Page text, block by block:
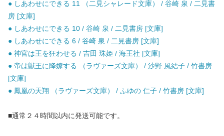
● しあわせにできる 11 （二見シャレード文庫） / 谷崎 泉 / 二見書
房 [文庫]
● しあわせにできる 10 / 谷崎 泉 / 二見書房 [文庫]
● しあわせにできる 6 / 谷崎 泉 / 二見書房 [文庫]
● 神官は王を狂わせる / 吉田 珠姫 / 海王社 [文庫]
● 帝は獣王に降嫁する （ラヴァーズ文庫） / 沙野 風結子 / 竹書房
[文庫]
● 鳳凰の天翔 （ラヴァーズ文庫） / ふゆの 仁子 / 竹書房 [文庫]
■通常２４時間以内に発送可能です。